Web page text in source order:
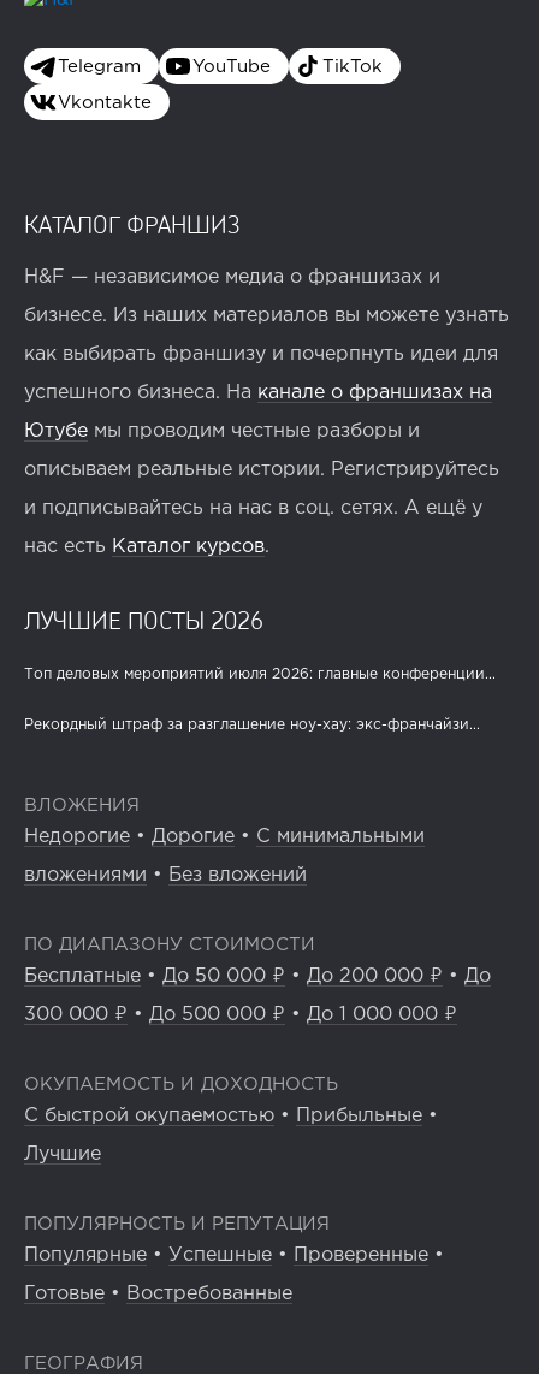
Telegram YouTube TikTok
Vkontakte
КАТАЛОГ ФРАНШИЗ
H&F — независимое медиа о франшизах и
бизнесе. Из наших материалов вы можете узнать
как выбирать франшизу и почерпнуть идеи для
успешного бизнеса. На канале о франшизах на
Ютубе мы проводим честные разборы и
описываем реальные истории. Регистрируйтесь
и подписывайтесь на нас в соц. сетях. А ещё у
нас есть Каталог курсов.
ЛУЧШИЕ ПОСТЫ 2026
Топ деловых мероприятий июля 2026: главные конференции...
Рекордный штраф за разглашение ноу-хау: экс-франчайзи...
ВЛОЖЕНИЯ
Недорогие • Дорогие • С минимальными
вложениями • Без вложений
ПО ДИАПАЗОНУ СТОИМОСТИ
Бесплатные • До 50 000 ₽ • До 200 000 ₽ • До
300 000 ₽ • До 500 000 ₽ • До 1 000 000 ₽
ОКУПАЕМОСТЬ И ДОХОДНОСТЬ
С быстрой окупаемостью • Прибыльные •
Лучшие
ПОПУЛЯРНОСТЬ И РЕПУТАЦИЯ
Популярные • Успешные • Проверенные •
Готовые • Востребованные
ГЕОГРАФИЯ